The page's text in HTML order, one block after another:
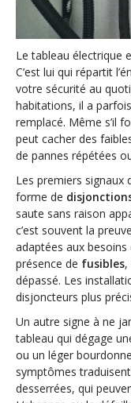
Le tableau électrique
C’est lui qui répartit
votre sécurité au
habitations, il a
remplacé. Même s’il
peut cacher des
de pannes répétées
Les premiers signaux
forme de
saute sans raison
c’est souvent la
adaptées aux besoins
présence de fusibles,
dépassé. Les
disjoncteurs plus
Un autre signe à ne
tableau qui dégage
ou un léger
symptômes
desserrées, qui